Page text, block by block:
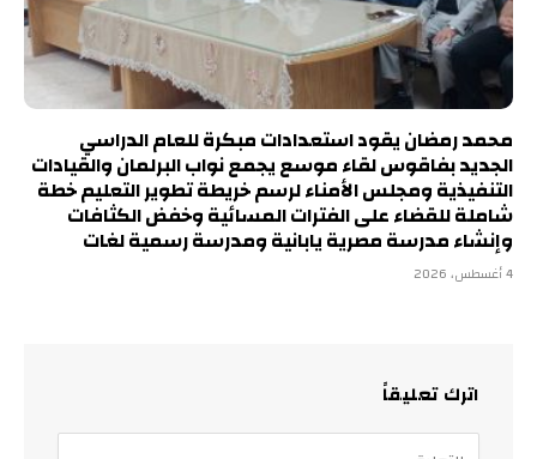
محمد رمضان يقود استعدادات مبكرة للعام الدراسي
الجديد بفاقوس لقاء موسع يجمع نواب البرلمان والقيادات
التنفيذية ومجلس الأمناء لرسم خريطة تطوير التعليم خطة
شاملة للقضاء على الفترات المسائية وخفض الكثافات
وإنشاء مدرسة مصرية يابانية ومدرسة رسمية لغات
4 أغسطس، 2026
اترك تعليقاً